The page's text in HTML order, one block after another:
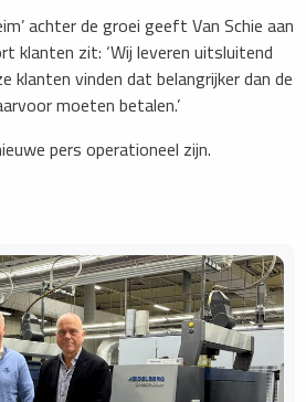
achter de groei geeft Van Schie aan
klanten zit: ‘Wij leveren uitsluitend
klanten vinden dat belangrijker dan de
moeten betalen.’
pers operationeel zijn.